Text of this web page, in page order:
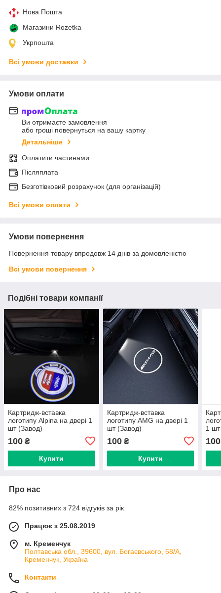
Нова Пошта
Магазини Rozetka
Укрпошта
Всі умови доставки
Умови оплати
Ви отримаєте замовлення
або гроші повернуться на вашу картку
Детальніше
Оплатити частинами
Післяплата
Безготівковий розрахунок (для організацій)
Всі умови оплати
Умови повернення
Повернення товару впродовж 14 днів за домовленістю
Всі умови повернення
Подібні товари компанії
Картридж-вставка
логотипу Alpina на двері 1
шт (Завод)
100 ₴
Купити
Картридж-вставка
логотипу AMG на двері 1
шт (Завод)
100₴
Купити
1
100
Про нас
82% позитивних з 724 відгуків за рік
Працює з 25.08.2019
м. Кременчук
Полтавська обл., 39600, вул. Богаєвського, 68/А,
Кременчук, Україна
Контакти